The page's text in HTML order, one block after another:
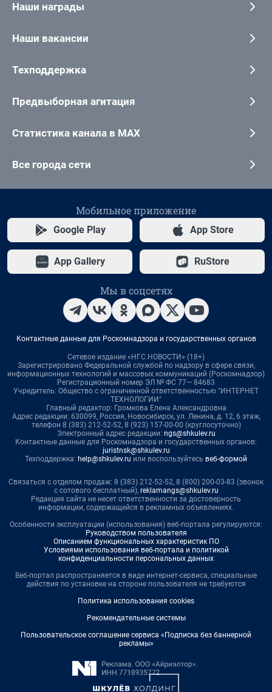
Наши награды
Наши вакансии
Техподдержка
Предвыборная агитация
Статистика канала в MAX
Все города сети
Мобильное приложение
Google Play App Store
App Gallery RuStore
Мы в соцсетях
Контактные данные для Роскомнадзора и государственных органов
Сетевое издание «НГС.НОВОСТИ» (18+)
Зарегистрировано Федеральной службой по надзору в сфере связи,
информационных технологий и массовых коммуникаций (Роскомнадзор)
Регистрационный номер ЭЛ № ФС 77— 84683
Учредитель: Общество с ограниченной ответственностью "ИНТЕРНЕТ
ТЕХНОЛОГИИ"
Главный редактор: Громкова Елена Александровна
Адрес редакции: 630099, Россия, Новосибирск, ул. Ленина, д. 12, 6 этаж,
телефон 8 (383) 212-52-52, 8 (923) 157-00-00 (круглосуточно)
Электронный адрес редакции: ngs@shkulev.ru
Контактные данные для Роскомнадзора и государственных органов:
juristnsk@shkulev.ru
Техподдержка: help@shkulev.ru или воспользуйтесь веб-формой
Связаться с отделом продаж: 8 (383) 212-52-52, 8 (800) 200-03-83 (звонок
с сотового бесплатный), reklamangs@shkulev.ru
Редакция сайта не несет ответственности за достоверность
информации, содержащейся в рекламных объявлениях.
Особенности эксплуатации (использования) веб-портала регулируются:
Руководством пользователя
Описанием функциональных характеристик ПО
Условиями использования веб-портала и политикой
конфиденциальности персональных данных
Веб-портал распространяется в виде интернет-сервиса, специальные
действия по установке на стороне пользователя не требуются
Политика использования cookies
Рекомендательные системы
Пользовательское соглашение сервиса «Подписка без баннерной
рекламы»